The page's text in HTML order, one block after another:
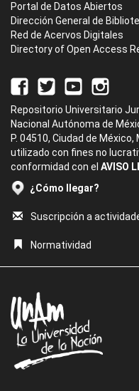
Portal de Datos Abiertos
Dirección General de
Red de Acervos Digitales
Directory of Open Access
Repositorio Universitario
Nacional Autónoma de
P. 04510, Ciudad de
utilizado con fines no
conformidad con el AVISO
¿Cómo llegar?
Suscripción a
Normatividad